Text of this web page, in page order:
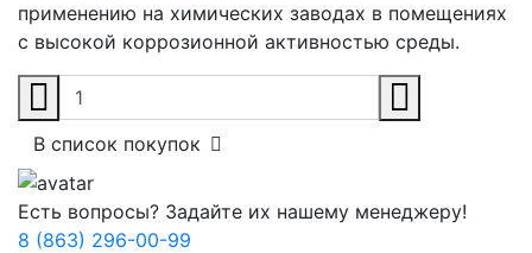
применению на химических заводах в помещениях
с высокой коррозионной активностью среды.
В список покупок
Есть вопросы? Задайте их нашему менеджеру!
8 (863) 296-00-99